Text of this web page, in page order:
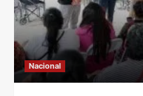
Nacional